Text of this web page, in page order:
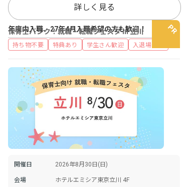
詳しく見る
保育士バンク！就職・転職フェスタ in 立川
年度内入職、27年4月入職希望の方も歓迎！
持ち物不要 特典あり 学生さん歓迎 入退場自由
開催日 2026年8月30日(日)
会場 ホテルエミシア東京立川 4F